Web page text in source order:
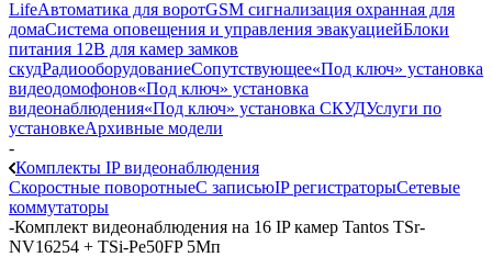
LifeАвтоматика для воротGSM сигнализация охранная для
домаCистема оповещения и управления эвакуациейБлоки
питания 12В для камер замков
скудРадиооборудованиеСопутствующее«Под ключ» установка
видеодомофонов«Под ключ» установка
видеонаблюдения«Под ключ» установка СКУДУслуги по
установкеАрхивные модели
-
Комплекты IP видеонаблюдения
Скоростные поворотныеС записьюIP регистраторыСетевые
коммутаторы
-Комплект видеонаблюдения на 16 IP камер Tantos TSr-
NV16254 + TSi-Pe50FP 5Мп